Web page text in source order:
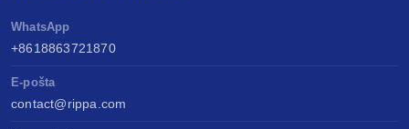
WhatsApp
+8618863721870
E-pošta
contact@rippa.com